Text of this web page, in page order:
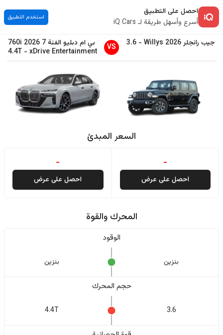
احصل على التطبيق
أسرع وأسهل طريقة لـ iQ Cars
استخدم التطبيق
جيب رانجلر2026
Willys
-
3.6
VS بي ام دبليوالفئة 7 2026
760i
xDrive Entertainment
-
4.4T
السعر المبدئ
-
احصل على عرض
-
احصل على عرض
المحرك والقوة
الوقود
بنزين بنزين
حجم المحرك
3.6
4.4T